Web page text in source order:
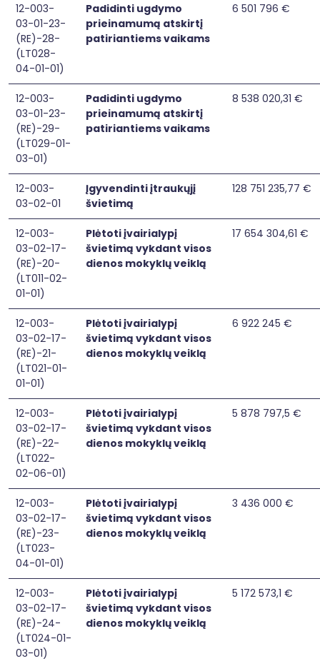
12-003-
03-01-23-
(RE)-28-
(LT028-
04-01-01)
Padidinti ugdymo
prieinamumą atskirtį
patiriantiems vaikams
6 501 796 €
12-003-
03-01-23-
(RE)-29-
(LT029-01-
03-01)
Padidinti ugdymo
prieinamumą atskirtį
patiriantiems vaikams
8 538 020,31 €
12-003-
03-02-01
Įgyvendinti įtraukųjį
švietimą
128 751 235,77 €
12-003-
03-02-17-
(RE)-20-
(LT011-02-
01-01)
Plėtoti įvairialypį
švietimą vykdant visos
dienos mokyklų veiklą
17 654 304,61 €
12-003-
03-02-17-
(RE)-21-
(LT021-01-
01-01)
Plėtoti įvairialypį
švietimą vykdant visos
dienos mokyklų veiklą
6 922 245 €
12-003-
03-02-17-
(RE)-22-
(LT022-
02-06-01)
Plėtoti įvairialypį
švietimą vykdant visos
dienos mokyklų veiklą
5 878 797,5 €
12-003-
03-02-17-
(RE)-23-
(LT023-
04-01-01)
Plėtoti įvairialypį
švietimą vykdant visos
dienos mokyklų veiklą
3 436 000 €
12-003-
03-02-17-
(RE)-24-
(LT024-01-
03-01)
Plėtoti įvairialypį
švietimą vykdant visos
dienos mokyklų veiklą
5 172 573,1 €